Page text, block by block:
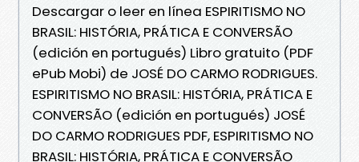
Descargar o leer en línea ESPIRITISMO NO
BRASIL: HISTÓRIA, PRÁTICA E CONVERSÃO
(edición en portugués) Libro gratuito (PDF
ePub Mobi) de JOSÉ DO CARMO RODRIGUES.
ESPIRITISMO NO BRASIL: HISTÓRIA, PRÁTICA E
CONVERSÃO (edición en portugués) JOSÉ
DO CARMO RODRIGUES PDF, ESPIRITISMO NO
BRASIL: HISTÓRIA, PRÁTICA E CONVERSÃO